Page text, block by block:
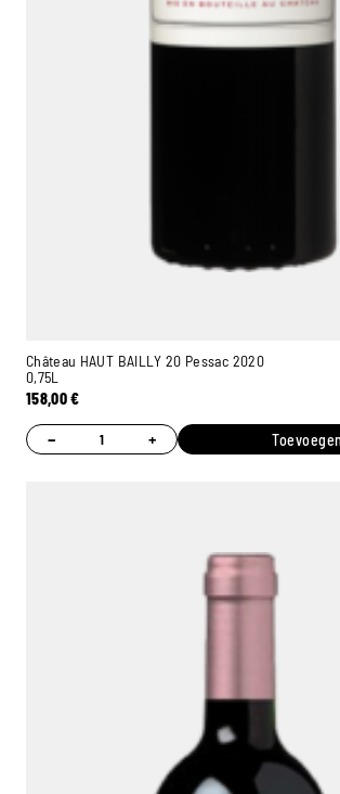
Château HAUT BAILLY 20 Pessac 2020
0,75L
158,00€
− + Toevoegen